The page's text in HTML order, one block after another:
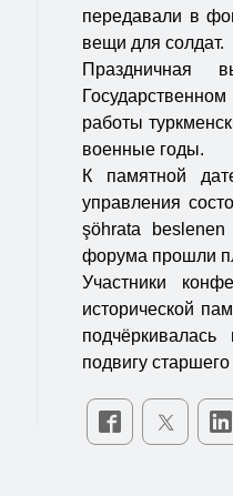
передавали в
вещи для солдат.
Праздничная
работы
военные годы.
К памятной
управления
şöhrata
форума прошли
Участники
исторической
подвигу